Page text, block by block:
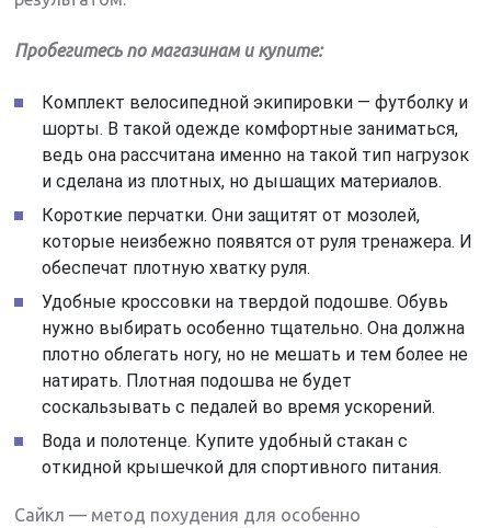
Пробегитесь по магазинам и купите:
Комплект велосипедной экипировки — футболку и
шорты. В такой одежде комфортные заниматься,
ведь она рассчитана именно на такой тип нагрузок
и сделана из плотных, но дышащих материалов.
Короткие перчатки. Они защитят от мозолей,
которые неизбежно появятся от руля тренажера. И
обеспечат плотную хватку руля.
Удобные кроссовки на твердой подошве. Обувь
нужно выбирать особенно тщательно. Она должна
плотно облегать ногу, но не мешать и тем более не
натирать. Плотная подошва не будет
соскальзывать с педалей во время ускорений.
Вода и полотенце. Купите удобный стакан с
откидной крышечкой для спортивного питания.
Сайкл — метод похудения для особенно